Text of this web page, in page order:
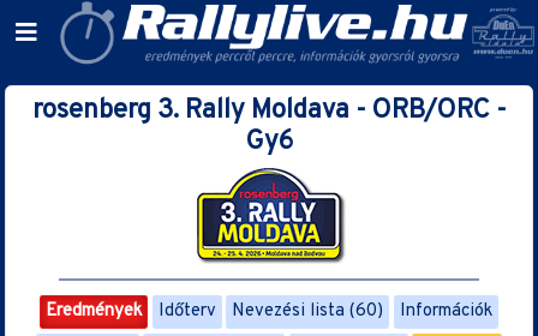
rosenberg 3. Rally Moldava - ORB/ORC -
Gy6
Eredmények Időterv Nevezési lista (60)
Információk